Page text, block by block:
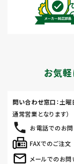
お気軽
お電話でのお
メールでのお
FAXでのご注文
問い合わせ窓口 ：土
通常営業となります）